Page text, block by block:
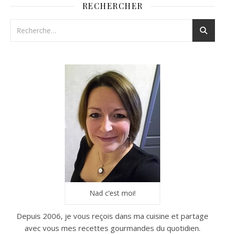
RECHERCHER
Nad c’est moi!
Depuis 2006, je vous reçois dans ma cuisine et partage
avec vous mes recettes gourmandes du quotidien.